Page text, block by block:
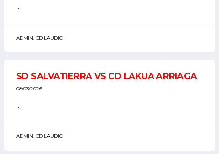
...
ADMIN. CD LAUDIO
SD SALVATIERRA VS CD LAKUA ARRIAGA
08/03/2026
...
ADMIN. CD LAUDIO